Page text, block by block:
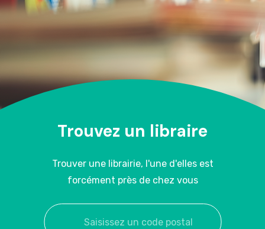
Trouvez un libraire
Trouver une librairie, l'une d'elles est
forcément près de chez vous